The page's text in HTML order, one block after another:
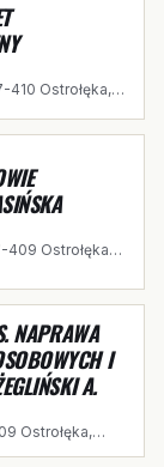
410 Ostrołęka,
409 Ostrołęka,
NAPRAWA
I
A.
Ostrołęka,